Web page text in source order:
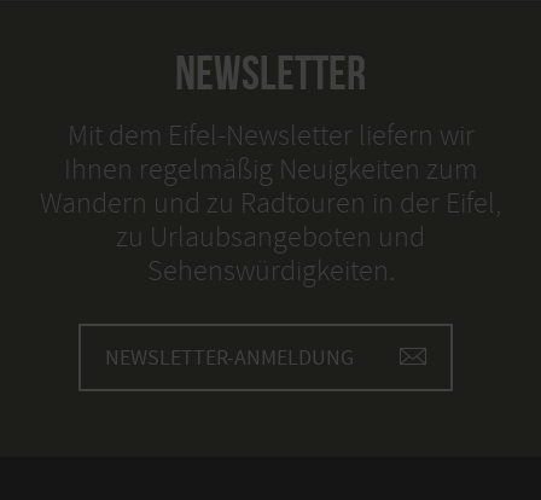
NEWSLETTER
Mit dem Eifel-Newsletter liefern wir
Ihnen regelmäßig Neuigkeiten zum
Wandern und zu Radtouren in der Eifel,
zu Urlaubsangeboten und
Sehenswürdigkeiten.
NEWSLETTER-ANMELDUNG